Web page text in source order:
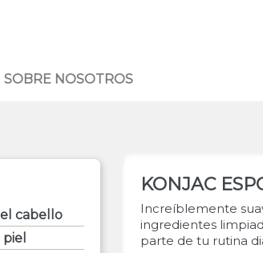
SOBRE NOSOTROS
cabello
KONJAC
Increíblemente
ingredientes
parte de tu rutina